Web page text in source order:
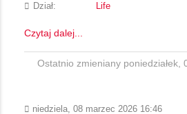
Dział: Life
Czytaj dalej...
Ostatnio zmieniany poniedziałek,
niedziela, 08 marzec 2026 16:46